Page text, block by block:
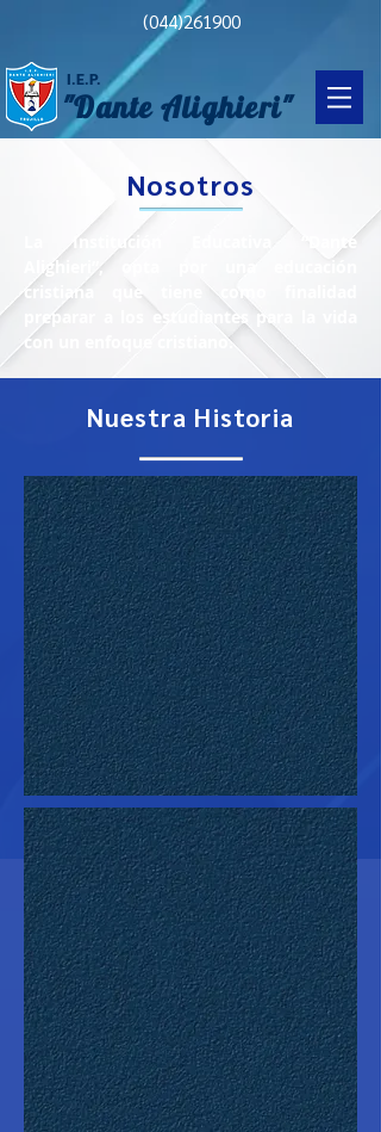
(044)261900
I.E.P.
"Dante Alighieri"
Nosotros
La Institución Educativa
“Dante
Alighieri”, opta por una educación
cristiana que tiene como finalidad
preparar a los estudiantes para la vida
con un enfoque cristiano.
Nuestra Historia